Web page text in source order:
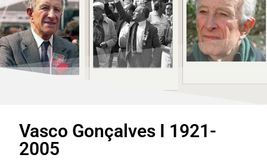
Vasco Gonçalves I 1921-
2005